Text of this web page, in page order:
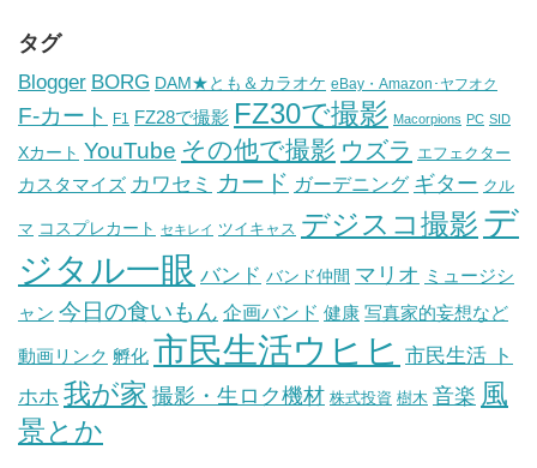
タグ
Blogger BORG DAM★とも＆カラオケ eBay・Amazon･ヤフオク
F-カート F1 FZ28で撮影 FZ30で撮影 Macorpions PC SID
Xカート YouTube その他で撮影 ウズラ エフェクター
カスタマイズ カワセミ カード ガーデニング ギター クル
マ コスプレカート セキレイ ツイキャス デジスコ撮影 デ
ジタル一眼 バンド バンド仲間 マリオ ミュージシ
ャン 今日の食いもん 企画バンド 健康 写真家的妄想など
動画リンク 孵化 市民生活ウヒヒ 市民生活 ト
ホホ 我が家 撮影・生ロク機材 株式投資 樹木 音楽 風
景とか